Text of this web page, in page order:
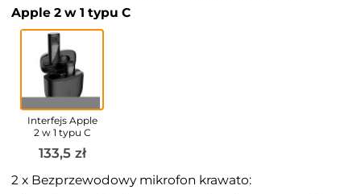
Apple 2 w 1 typu C
Interfejs Apple
2 w 1 typu C
133,5 zł
2 x Bezprzewodowy mikrofon krawato: